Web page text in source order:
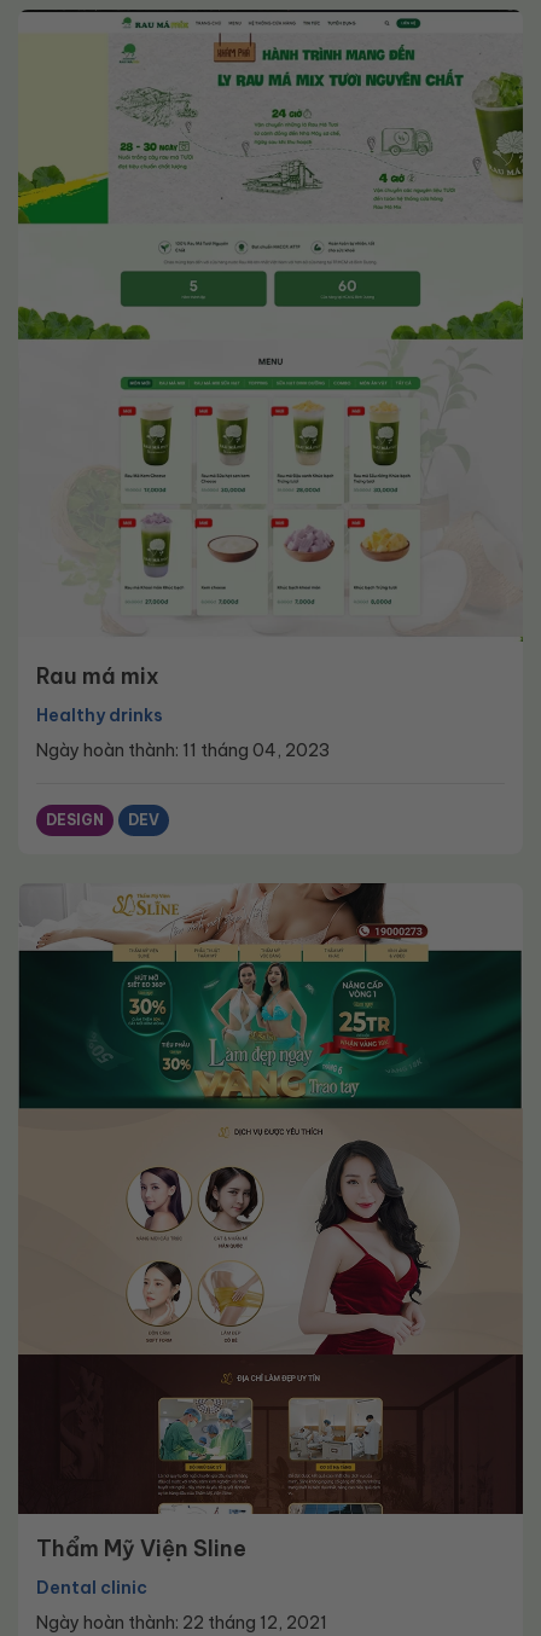
Rau má mix
Healthy drinks
Ngày hoàn thành: 11 tháng 04, 2023
DESIGN DEV
Thẩm Mỹ Viện Sline
Dental clinic
Ngày hoàn thành: 22 tháng 12, 2021